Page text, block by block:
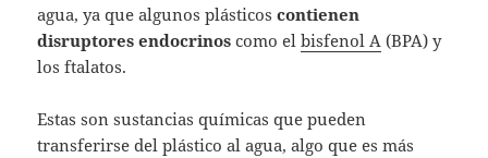
agua, ya que algunos plásticoscontienen
disruptores endocrinos como elbisfenol A (BPA) y
los ftalatos.
Estas son sustancias químicas que pueden
transferirse del plástico al agua, algo que es más